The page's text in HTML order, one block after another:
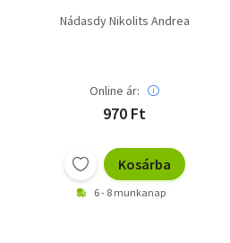
Nádasdy Nikolits Andrea
Online ár:
970 Ft
Kosárba
6 - 8 munkanap